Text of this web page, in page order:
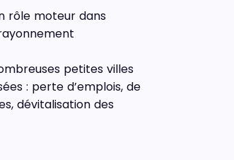
rôle moteur dans
petites villes
: perte d’emplois, de
dévitalisation des